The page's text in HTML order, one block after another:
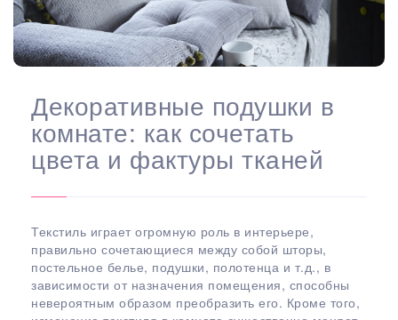
Декоративные подушки в
комнате: как сочетать
цвета и фактуры тканей
Текстиль играет огромную роль в интерьере,
правильно сочетающиеся между собой шторы,
постельное белье, подушки, полотенца и т.д., в
зависимости от назначения помещения, способны
невероятным образом преобразить его. Кроме того,